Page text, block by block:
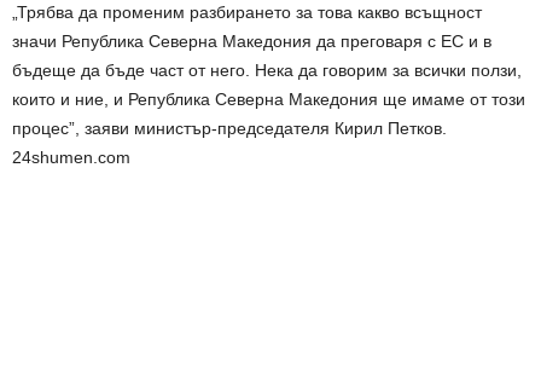
„Трябва да променим разбирането за това какво всъщност
значи Република Северна Македония да преговаря с ЕС и в
бъдеще да бъде част от него. Нека да говорим за всички ползи,
които и ние, и Република Северна Македония ще имаме от този
процес”, заяви министър-председателя Кирил Петков.
24shumen.com